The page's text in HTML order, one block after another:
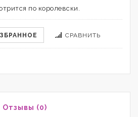
по королевски.
СРАВНИТЬ
Отзывы (0)